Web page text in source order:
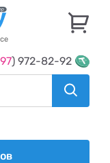
) 972-82-92